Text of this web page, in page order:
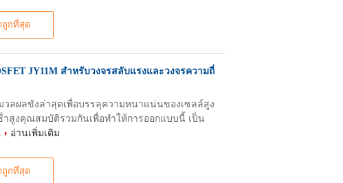
ถูกที่สุด
JY11M สําหรับวงจรสลับแรงและวงจรความถี่
ถูกที่สุด
วลผลขังล่าสุดเพื่อบรรลุความหนาแน่นของเซลล์สูง
สูงคุณสมบัติรวมกันเพื่อทําให้การออกแบบนี้ เป็น
อ่านเพิ่มเติม